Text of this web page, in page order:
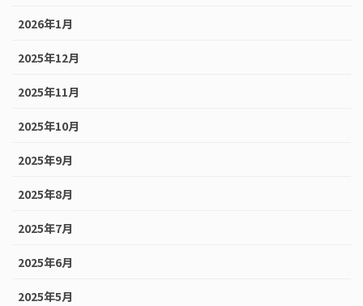
2026年1月
2025年12月
2025年11月
2025年10月
2025年9月
2025年8月
2025年7月
2025年6月
2025年5月